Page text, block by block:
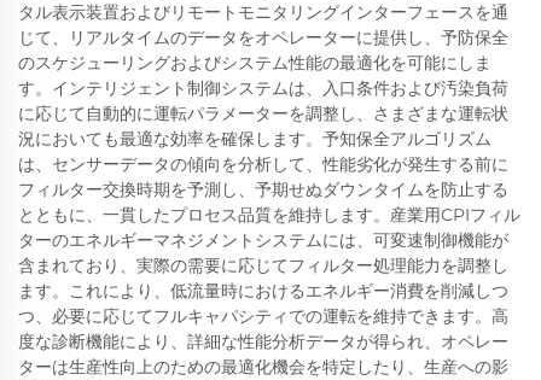
タル表示装置およびリモートモニタリングインターフェースを通
じて、リアルタイムのデータをオペレーターに提供し、予防保全
のスケジューリングおよびシステム性能の最適化を可能にしま
す。インテリジェント制御システムは、入口条件および汚染負荷
に応じて自動的に運転パラメーターを調整し、さまざまな運転状
況においても最適な効率を確保します。予知保全アルゴリズム
は、センサーデータの傾向を分析して、性能劣化が発生する前に
フィルター交換時期を予測し、予期せぬダウンタイムを防止する
とともに、一貫したプロセス品質を維持します。産業用CPIフィル
ターのエネルギーマネジメントシステムには、可変速制御機能が
含まれており、実際の需要に応じてフィルター処理能力を調整し
ます。これにより、低流量時におけるエネルギー消費を削減しつ
つ、必要に応じてフルキャパシティでの運転を維持できます。高
度な診断機能により、詳細な性能分析データが得られ、オペレー
ターは生産性向上のための最適化機会を特定したり、生産への影